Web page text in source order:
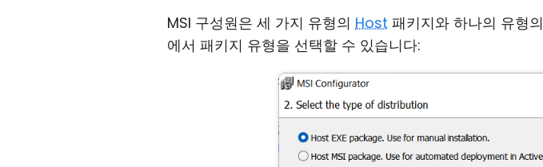
MSI 구성원은 세 가지 유형의 Host 패키지와 하나의 유형의
에서 패키지 유형을 선택할 수 있습니다: